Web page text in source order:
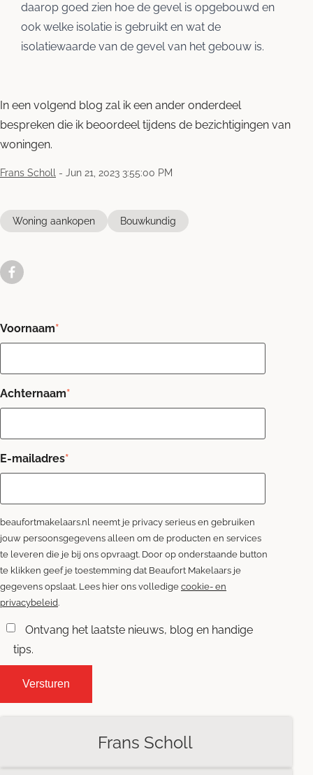
daarop goed zien hoe de gevel is opgebouwd en
ook welke isolatie is gebruikt en wat de
isolatiewaarde van de gevel van het gebouw is.
In een volgend blog zal ik een ander onderdeel
bespreken die ik beoordeel tijdens de bezichtigingen van
woningen.
Frans Scholl - Jun 21, 2023 3:55:00 PM
Woning aankopen Bouwkundig
Voornaam*
Achternaam*
E-mailadres*
beaufortmakelaars.nl neemt je privacy serieus en gebruiken
jouw persoonsgegevens alleen om de producten en services
te leveren die je bij ons opvraagt. Door op onderstaande button
te klikken geef je toestemming dat Beaufort Makelaars je
gegevens opslaat. Lees hier ons volledige cookie- en
privacybeleid.
Ontvang het laatste nieuws, blog en handige
tips.
Frans Scholl